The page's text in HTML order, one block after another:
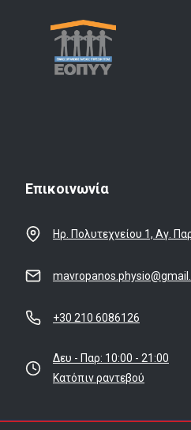
Επικοινωνία
Ηρ. Πολυτεχνείου 1, Αγ.
+30 210 6086126
Δευ - Παρ: 10:00 - 21:00
Κατόπιν ραντεβού